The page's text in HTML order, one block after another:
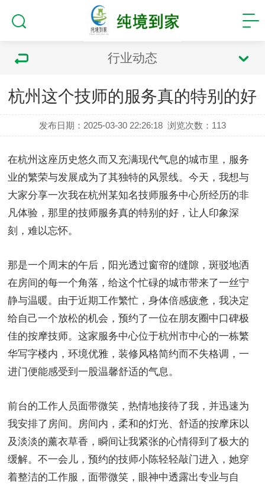
行业动态
杭州这个技师的服务真的特别的好
发布日期：2025-03-30 22:26:18 浏览次数： 113
在杭州这座历史悠久而又充满现代气息的城市里，服务
业的繁荣与发展成为了其独特的风景线。今天，我想与
大家分享一次我在杭州某知名技师服务中心所经历的非
凡体验，那里的技师服务真的特别的好，让人印象深
刻，难以忘怀。
那是一个周末的午后，阳光透过窗帘的缝隙，斑驳地洒
在房间的每一个角落，给这个忙碌的城市带来了一丝宁
静与温暖。由于近期工作繁忙，身体倍感疲惫，我决定
给自己一个放松的机会，预约了一位在朋友圈中口碑极
佳的按摩技师。这家服务中心位于杭州市中心的一栋繁
华写字楼内，环境优雅，装修风格简约而不失格调，一
进门便能感受到一股温馨舒适的气息。
前台的工作人员面带微笑，热情地接待了我，并迅速为
我安排了房间。房间内，柔和的灯光、舒适的按摩床以
及淡淡的薰衣草香，瞬间让我紧张的心情得到了极大的
缓解。不一会儿，预约的技师小陈轻轻敲门进入，她穿
着整洁的工作服，面带微笑，眼神中透露出专业与自